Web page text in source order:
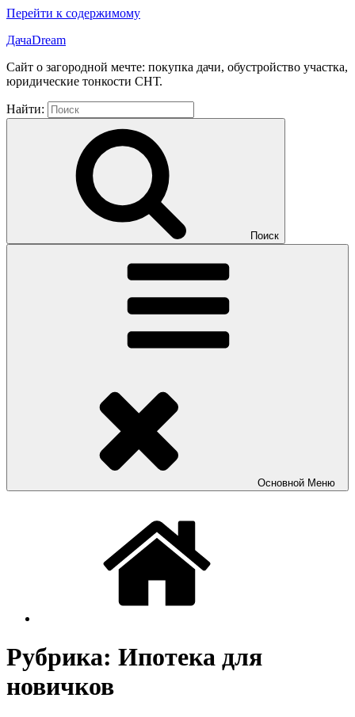
Перейти к содержимому
ДачаDream
Сайт о загородной мечте: покупка дачи, обустройство участка,
юридические тонкости СНТ.
Найти:
Поиск
Основной Меню
Рубрика: Ипотека для
новичков